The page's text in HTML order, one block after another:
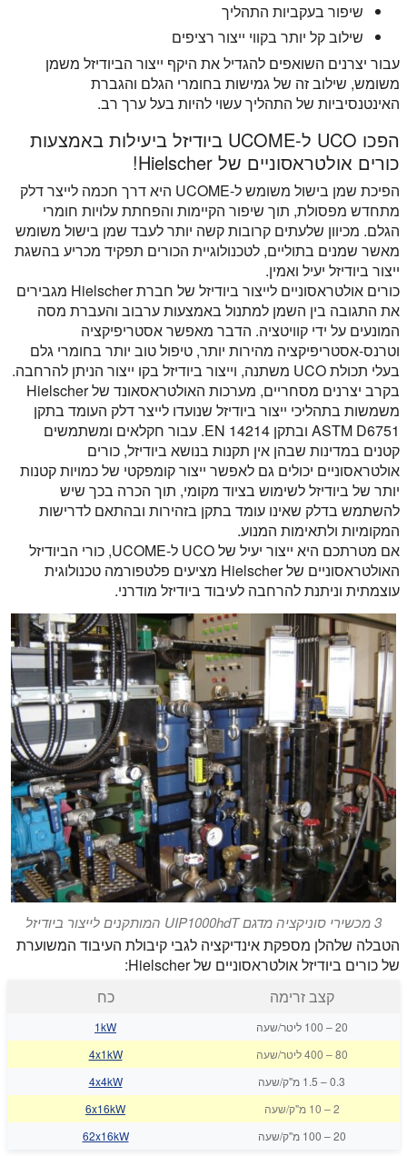
שיפור בעקביות התהליך
שילוב קל יותר בקווי ייצור רציפים
עבור יצרנים השואפים להגדיל את היקף ייצור הביודיזל משמן
משומש, שילוב זה של גמישות בחומרי הגלם והגברת
האינטנסיביות של התהליך עשוי להיות בעל ערך רב.
הפכו UCO ל-UCOME ביודיזל ביעילות באמצעות
כורים אולטראסוניים של Hielscher!
הפיכת שמן בישול משומש ל-UCOME היא דרך חכמה לייצר דלק
מתחדש מפסולת, תוך שיפור הקיימות והפחתת עלויות חומרי
הגלם. מכיוון שלעתים קרובות קשה יותר לעבד שמן בישול משומש
מאשר שמנים בתוליים, לטכנולוגיית הכורים תפקיד מכריע בהשגת
ייצור ביודיזל יעיל ואמין.
כורים אולטראסוניים לייצור ביודיזל של חברת Hielscher מגבירים
את התגובה בין השמן למתנול באמצעות ערבוב והעברת מסה
המונעים על ידי קוויטציה. הדבר מאפשר אסטריפיקציה
וטרנס-אסטריפיקציה מהירות יותר, טיפול טוב יותר בחומרי גלם
בעלי תכולת UCO משתנה, וייצור ביודיזל בקו ייצור הניתן להרחבה.
בקרב יצרנים מסחריים, מערכות האולטראסאונד של Hielscher
משמשות בתהליכי ייצור ביודיזל שנועדו לייצר דלק העומד בתקן
ASTM D6751 ובתקן EN 14214. עבור חקלאים ומשתמשים
קטנים במדינות שבהן אין תקנות בנושא ביודיזל, כורים
אולטראסוניים יכולים גם לאפשר ייצור קומפקטי של כמויות קטנות
יותר של ביודיזל לשימוש בציוד מקומי, תוך הכרה בכך שיש
להשתמש בדלק שאינו עומד בתקן בזהירות ובהתאם לדרישות
המקומיות ולתאימות המנוע.
אם מטרתכם היא ייצור יעיל של UCO ל-UCOME, כורי הביודיזל
האולטראסוניים של Hielscher מציעים פלטפורמה טכנולוגית
עוצמתית וניתנת להרחבה לעיבוד ביודיזל מודרני.
3 מכשירי סוניקציה מדגם UIP1000hdT המותקנים לייצור ביודיזל
הטבלה שלהלן מספקת אינדיקציה לגבי קיבולת העיבוד המשוערת
של כורים ביודיזל אולטראסוניים של Hielscher:
קצב זרימה
כח
20
– 100 ליטר/שעה
1kW
80
– 400 ליטר/שעה
4x1kW
0.3
– 1.5 מ"ק/שעה
4x4kW
2
– 10 מ"ק/שעה
6x16kW
20
– 100 מ"ק/שעה 62x16kW